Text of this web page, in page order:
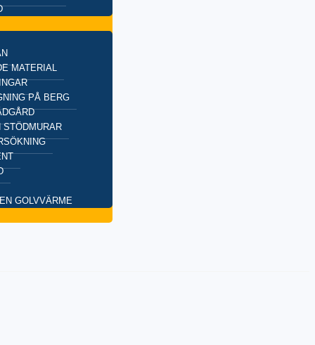
MATERIAL
PÅ BERG
STÖDMURAR
GOLVVÄRME